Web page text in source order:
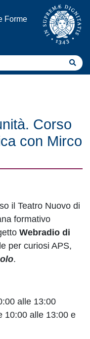
Forme
Corso
con Mirco
il Teatro Nuovo di
formativo
Webradio di
per curiosi APS,
.
alle 13:00
10:00 alle 13:00 e